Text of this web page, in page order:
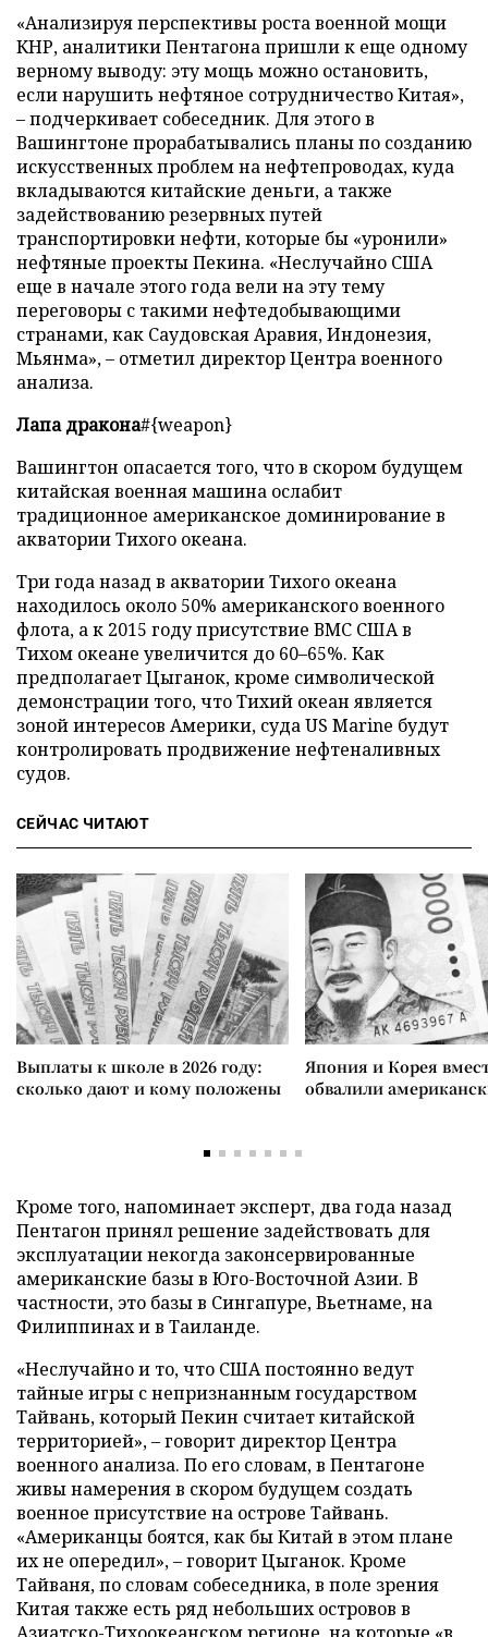
«Анализируя перспективы роста военной мощи
КНР, аналитики Пентагона пришли к еще одному
верному выводу: эту мощь можно остановить,
если нарушить нефтяное сотрудничество Китая»,
– подчеркивает собеседник. Для этого в
Вашингтоне прорабатывались планы по созданию
искусственных проблем на нефтепроводах, куда
вкладываются китайские деньги, а также
задействованию резервных путей
транспортировки нефти, которые бы «уронили»
нефтяные проекты Пекина. «Неслучайно США
еще в начале этого года вели на эту тему
переговоры с такими нефтедобывающими
странами, как Саудовская Аравия, Индонезия,
Мьянма», – отметил директор Центра военного
анализа.
Лапа дракона#{weapon}
Вашингтон опасается того, что в скором будущем
китайская военная машина ослабит
традиционное американское доминирование в
акватории Тихого океана.
Три года назад в акватории Тихого океана
находилось около 50% американского военного
флота, а к 2015 году присутствие ВМС США в
Тихом океане увеличится до 60–65%. Как
предполагает Цыганок, кроме символической
демонстрации того, что Тихий океан является
зоной интересов Америки, суда US Marine будут
контролировать продвижение нефтеналивных
судов.
СЕЙЧАС ЧИТАЮТ
Выплаты к школе в 2026 году:
сколько дают и кому положены
Япония и Корея
обвалили
Кроме того, напоминает эксперт, два года назад
Пентагон принял решение задействовать для
эксплуатации некогда законсервированные
американские базы в Юго-Восточной Азии. В
частности, это базы в Сингапуре, Вьетнаме, на
Филиппинах и в Таиланде.
«Неслучайно и то, что США постоянно ведут
тайные игры с непризнанным государством
Тайвань, который Пекин считает китайской
территорией», – говорит директор Центра
военного анализа. По его словам, в Пентагоне
живы намерения в скором будущем создать
военное присутствие на острове Тайвань.
«Американцы боятся, как бы Китай в этом плане
их не опередил», – говорит Цыганок. Кроме
Тайваня, по словам собеседника, в поле зрения
Китая также есть ряд небольших островов в